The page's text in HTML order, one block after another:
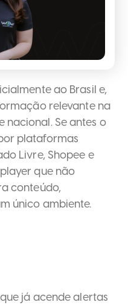
ao Brasil e,
relevante na
Se antes o
plataformas
Livre, Shopee e
que não
conteúdo,
único ambiente.
já acende alertas